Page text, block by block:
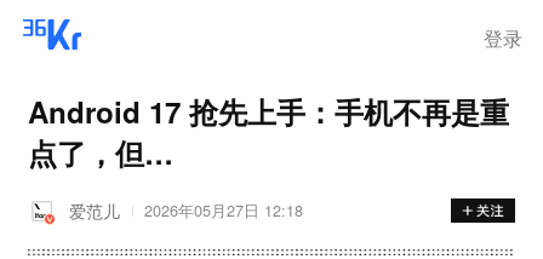
登录
Android 17 抢先上手：手机不再是重
点了，但…
爱范儿 2026年05月27日 12:18